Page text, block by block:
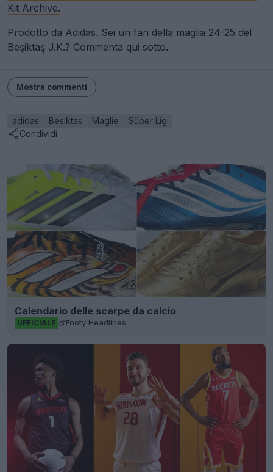
Kit Archive.
Prodotto da Adidas. Sei un fan della maglia 24-25 del
Beşiktaş J.K.? Commenta qui sotto.
Mostra commenti
adidas Besiktas Maglie
Süper Lig
Condividi
Calendario delle scarpe da calcio
UFFICIALE Footy Headlines